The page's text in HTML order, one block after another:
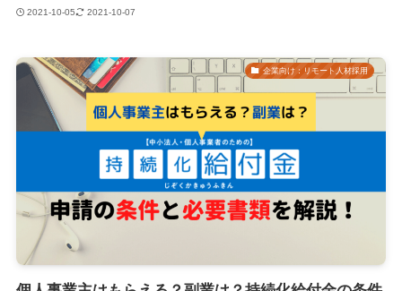
2021-10-05 2021-10-07
企業向け：リモート人材採用